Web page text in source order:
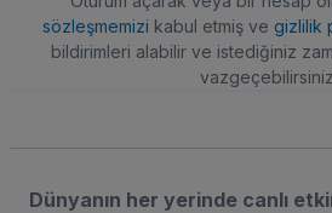
sözleşmemizi kabul etmiş ve gizlilik
bildirimleri alabilir ve istediğiniz
Dünyanın her yerinde canlı